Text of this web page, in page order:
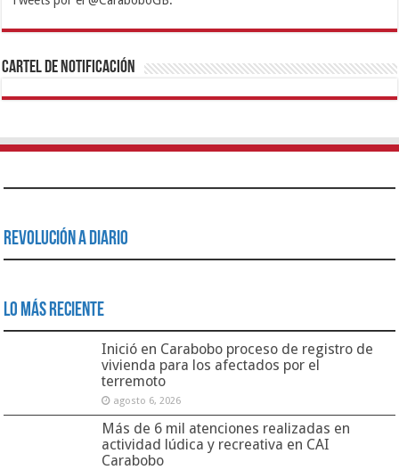
1xbetBetturkeyBetistKralbetSupertotobetTipobetMatadorbetMariobet
https://mvbcasino.com/
Cartel de Notificación
Revolución a Diario
Lo Más Reciente
Inició en Carabobo proceso de registro de
vivienda para los afectados por el
terremoto
agosto 6, 2026
Más de 6 mil atenciones realizadas en
actividad lúdica y recreativa en CAI
Carabobo